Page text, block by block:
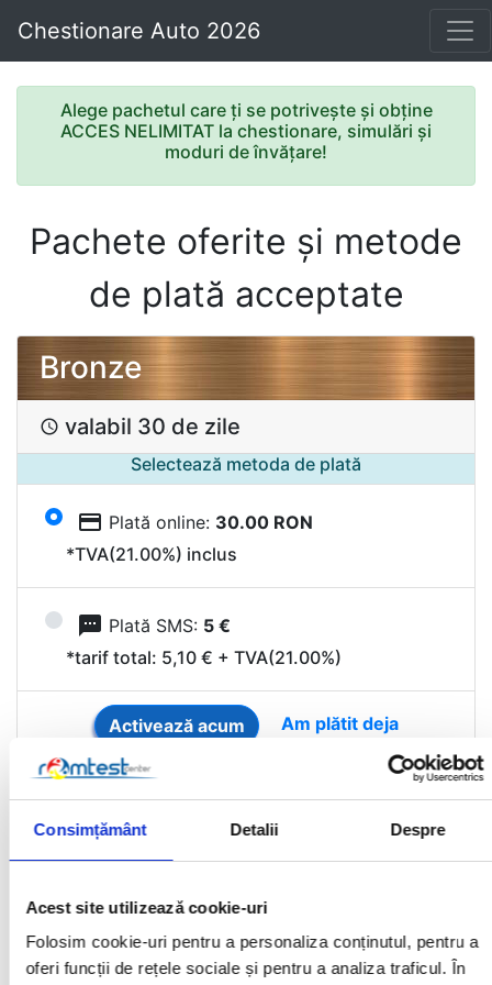
Consimțământ Detalii Despre
Acest site utilizează cookie-uri
Folosim cookie-uri pentru a personaliza conținutul, pentru a
oferi funcții de rețele sociale și pentru a analiza traficul. În
Chestionare Auto 2026
Alege pachetul care ți se potrivește și obține
ACCES NELIMITAT la chestionare, simulări și
moduri de învățare!
Pachete oferite și metode
de plată acceptate
Bronze
access_time valabil 30 de zile
Selectează metoda de plată
credit_card Plată online: 30.00 RON
*TVA(21.00%) inclus
sms Plată SMS: 5 €
*tarif total: 5,10 € + TVA(21.00%)
Activează acum Am plătit deja
Silver
Selectează metoda de plată
credit_cardPlată online:36.00 RON